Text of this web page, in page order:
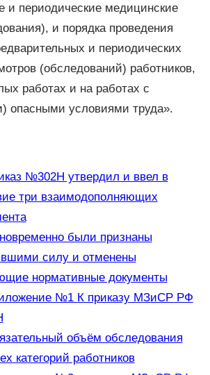
и периодические медицинские
и порядка проведения
и периодических
(обследований) работников,
работах и на работах с
опасными условиями труда».
№302Н утвердил и ввел в
три взаимодополняющих
были признаны
силу и отменены
нормативные документы
№1 К приказу МЗиСР РФ
объём обследования
категорий работников